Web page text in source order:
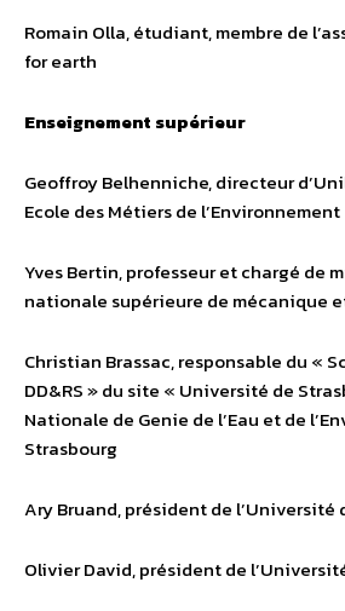
Romain Olla, étudiant, membre de
for earth
Enseignement supérieur
Geoffroy Belhenniche, directeur
Ecole des Métiers de l’Environnement
Yves Bertin, professeur et chargé de
nationale supérieure de mécanique
Christian Brassac, responsable du «
DD&RS » du site « Université de
Nationale de Genie de l’Eau et de
Strasbourg
Ary Bruand, président de l’Université
Olivier David, président de